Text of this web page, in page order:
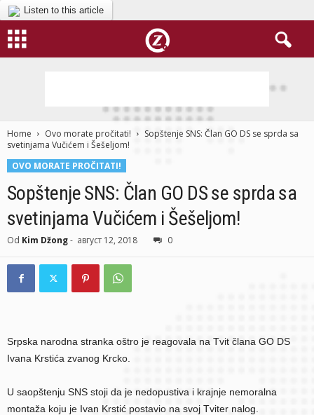
Listen to this article
Home Ovo morate pročitati!
Sopštenje SNS: Član GO DS se sprda sa
svetinjama Vučićem i Šešeljom!
OVO MORATE PROČITATI!
Sopštenje SNS: Član GO DS se sprda sa
svetinjama Vučićem i Šešeljom!
Od Kim Džong- август 12, 2018 0
Srpska narodna stranka oštro je reagovala na Tvit člana GO DS
Ivana Krstića zvanog Krcko.
U saopštenju SNS stoji da je nedopustiva i krajnje nemoralna
montaža koju je Ivan Krstić postavio na svoj Tviter nalog.